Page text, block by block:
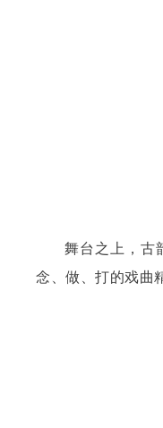
舞台之上，古
念、做、打的戏曲